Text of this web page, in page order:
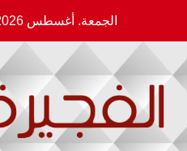
content
الجمعة. أغسطس 7th, 2026